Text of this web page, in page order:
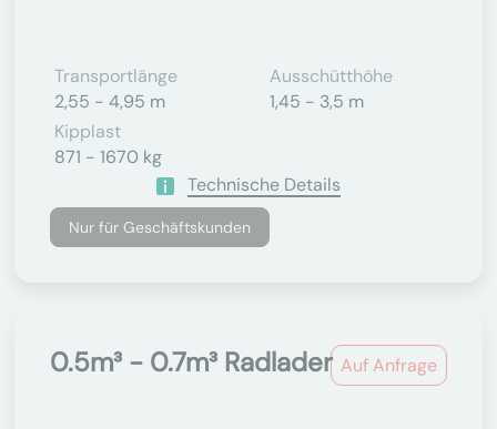
Transportlänge
2,55 - 4,95 m
Ausschütthöhe
1,45 - 3,5 m
Kipplast
871 - 1670 kg
Technische Details
Nur für Geschäftskunden
Auf Anfrage
0.5m³ - 0.7m³ Radlader